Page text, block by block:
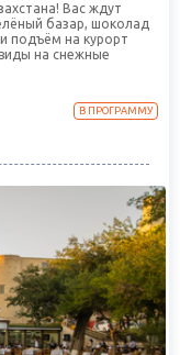
Вас ждут
базар, шоколад
подъём на курорт
на снежные
В ПРОГРАММУ